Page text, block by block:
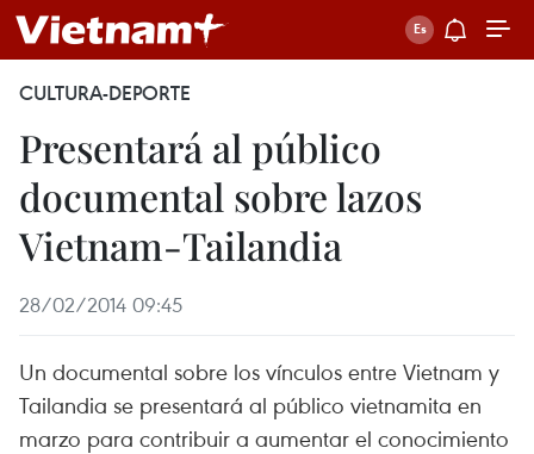
CULTURA-DEPORTE
Presentará al público
documental sobre lazos
Vietnam-Tailandia
28/02/2014 09:45
Un documental sobre los vínculos entre Vietnam y
Tailandia se presentará al público vietnamita en
marzo para contribuir a aumentar el conocimiento